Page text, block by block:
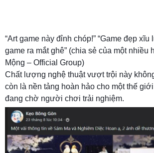
“Art game này đỉnh chóp!” “Game đẹp
game ra mắt ghê” (chia sẻ của một nhiều
Mộng – Official Group)
Chất lượng nghệ thuật vượt trội này
còn là nền tảng hoàn hảo cho một thế
đang chờ người chơi trải nghiệm.